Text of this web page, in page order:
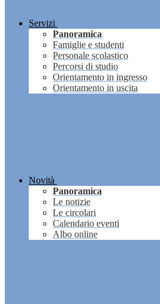
Servizi
Panoramica
Famiglie e studenti
Personale scolastico
Percorsi di studio
Orientamento in ingresso
Orientamento in uscita
Novità
Panoramica
Le notizie
Le circolari
Calendario eventi
Albo online